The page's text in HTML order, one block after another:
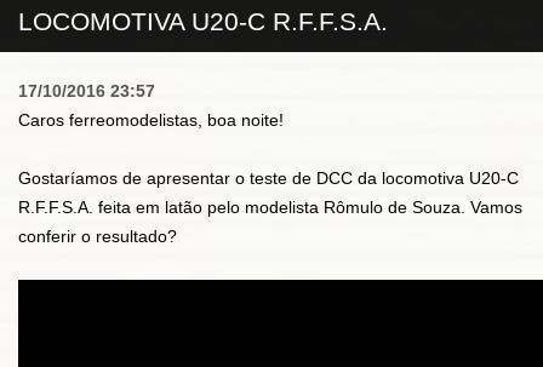
LOCOMOTIVA U20-C R.F.F.S.A.
17/10/2016 23:57
Caros ferreomodelistas, boa noite!
Gostaríamos de apresentar o teste de DCC da locomotiva U20-C
R.F.F.S.A. feita em latão pelo modelista Rômulo de Souza. Vamos
conferir o resultado?